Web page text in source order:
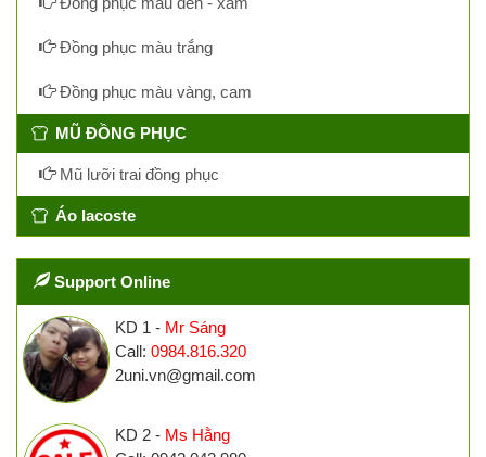
Đồng phục màu trắng
Đồng phục màu vàng, cam
MŨ ĐỒNG PHỤC
Mũ lưỡi trai đồng phục
Áo lacoste
Support Online
KD 1 - Mr Sáng
Call: 0984.816.320
2uni.vn@gmail.com
KD 2 - Ms Hằng